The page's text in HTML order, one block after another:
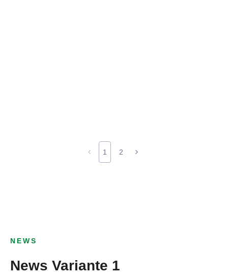
1 2
NEWS
News Variante 1